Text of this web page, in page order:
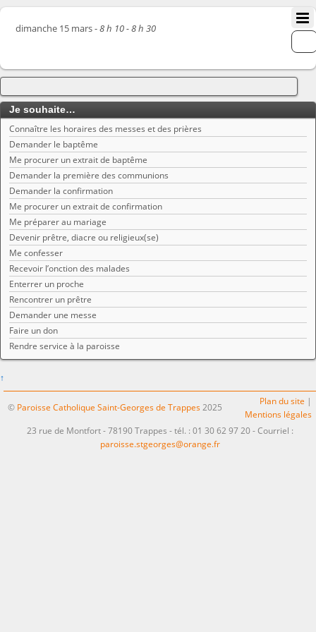
dimanche 15 mars -8 h 10 - 8 h 30
Je souhaite…
Connaître les horaires des messes et des prières
Demander le baptême
Me procurer un extrait de baptême
Demander la première des communions
Demander la confirmation
Me procurer un extrait de confirmation
Me préparer au mariage
Devenir prêtre, diacre ou religieux(se)
Me confesser
Recevoir l’onction des malades
Enterrer un proche
Rencontrer un prêtre
Demander une messe
Faire un don
Rendre service à la paroisse
↑
© Paroisse Catholique Saint-Georges de Trappes 2025
Plan du site |
Mentions légales
23 rue de Montfort - 78190 Trappes - tél. : 01 30 62 97 20 - Courriel :
paroisse.stgeorges@orange.fr